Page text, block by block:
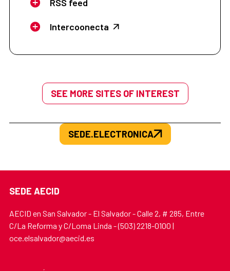
RSS feed
Intercoonecta
SEE MORE SITES OF INTEREST
SEDE.ELECTRONICA
SEDE AECID
AECID en San Salvador - El Salvador - Calle 2, # 285, Entre
C/La Reforma y C/Loma Linda - (503) 2218-0100 |
oce.elsalvador@aecid.es